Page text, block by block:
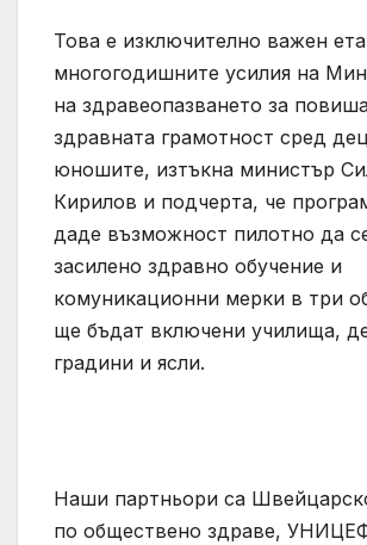
Това е изключително важен
многогодишните усилия на
на здравеопазването за
здравната грамотност сред
юношите, изтъкна министър
Кирилов и подчерта, че
даде възможност пилотно да
засилено здравно обучение и
комуникационни мерки в три
ще бъдат включени училища,
градини и ясли.
Наши партньори са
по обществено здраве,